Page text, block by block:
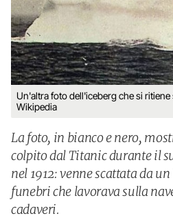
Un'altra foto dell'iceberg che si
Wikipedia
La foto, in bianco e nero,
colpito dal Titanic durante il
nel 1912: venne scattata da
funebri che lavorava sulla
cadaveri.